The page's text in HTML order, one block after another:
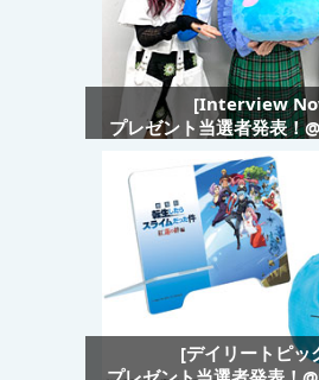
[Interview
プレゼント当選者発表！
[デイリートピッ